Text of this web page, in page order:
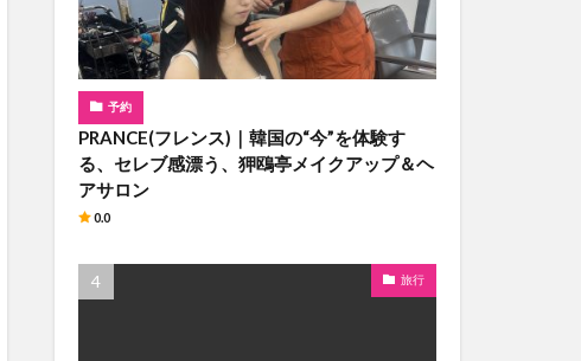
予約
PRANCE(フレンス)｜韓国の“今”を体験す
る、セレブ感漂う、狎鴎亭メイクアップ＆ヘ
アサロン
0.0
旅行